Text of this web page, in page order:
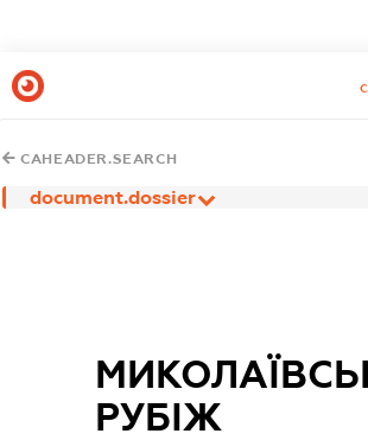
CAHEADER.SEARCH
document.dossier
РУБІЖ